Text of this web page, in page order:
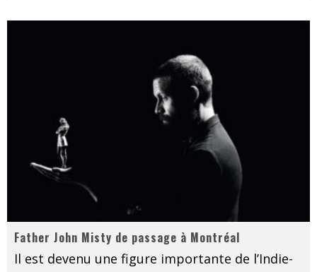
Father John Misty de passage à Montréal
Il est devenu une figure importante de l’Indie-